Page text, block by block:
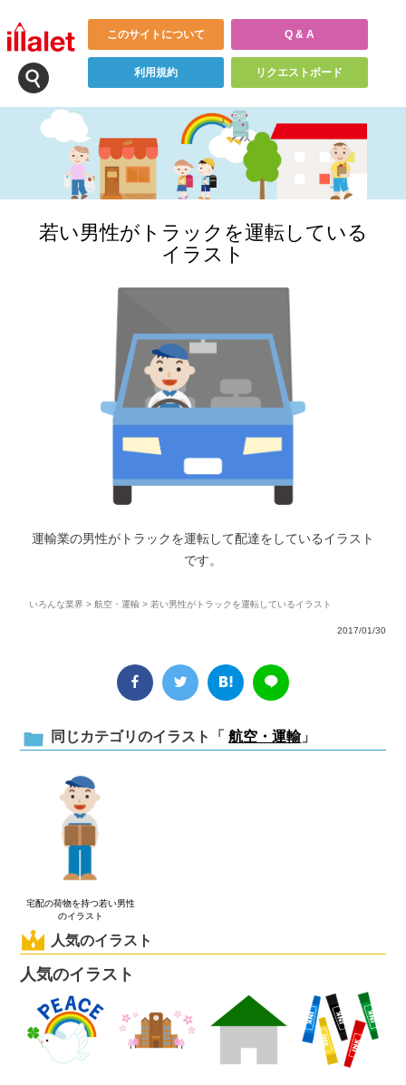
このサイトについて Q & A
利用規約 リクエストボード
若い男性がトラックを運転している
イラスト
運輸業の男性がトラックを運転して配達をしているイラスト
です。
いろんな業界 > 航空・運輸 > 若い男性がトラックを運転しているイラスト
2017/01/30
同じカテゴリのイラスト「 航空・運輸」
宅配の荷物を持つ若い男性
のイラスト
人気のイラスト
人気のイラスト